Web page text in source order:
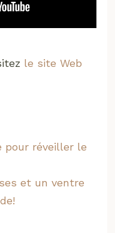
le site Web
pour réveiller le
et un ventre